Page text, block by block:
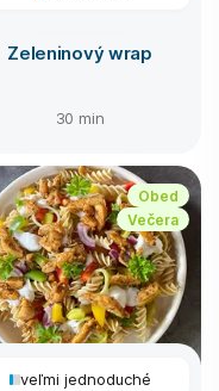
Zeleninový wrap
30 min
Obed
Večera
veľmi jednoduché